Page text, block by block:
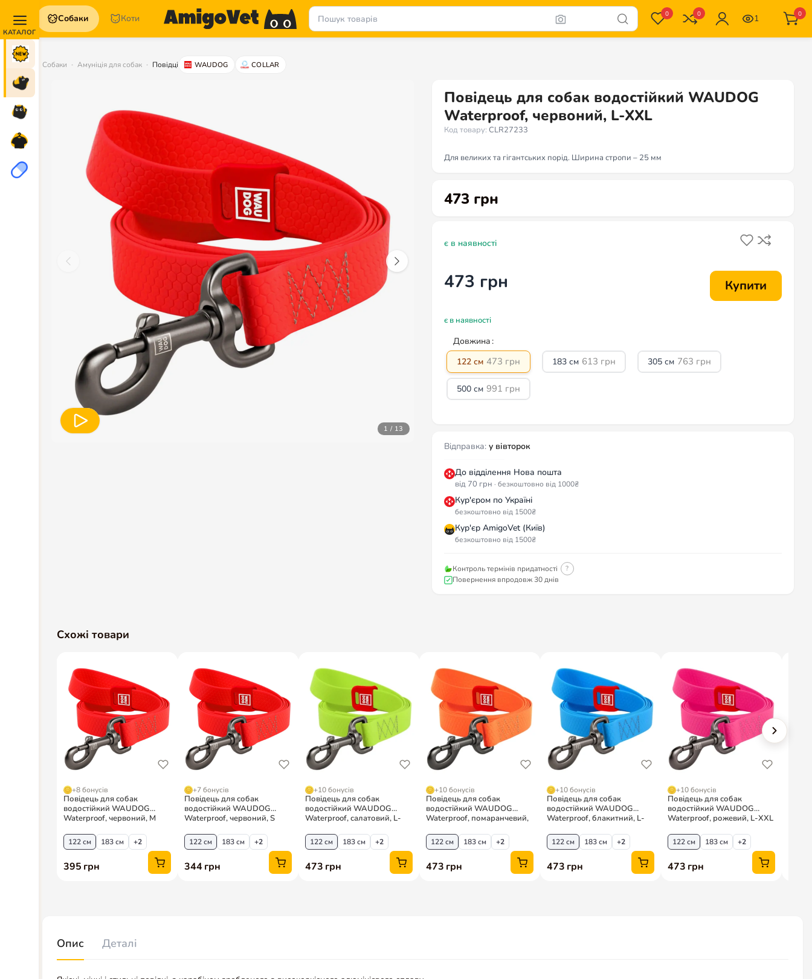
Собаки Коти 0 0 1 0
Собаки Амуніція для собак Повідці WAUDOG COLLAR
1 / 13
Повідець для собак водостійкий WAUDOG
Waterproof, червоний, L-XXL
Код товару: CLR27233
Для великих та гігантських порід. Ширина стропи – 25 мм
473 грн
Довжина
122 см 473 грн 183 см 613 грн 305 см 763 грн
500 см 991 грн
є в наявності
473 грн
є в наявності
Купити
Відправка: у вівторок
До відділення Нова пошта
від 70 грн · безкоштовно від 1000₴
Кур'єром по Україні
безкоштовно від 1500₴
Кур'єр AmigoVet (Київ)
безкоштовно від 1500₴
Контроль термінів придатності ?
Повернення впродовж 30 днів
Схожі товари
Опис Деталі
Новинки